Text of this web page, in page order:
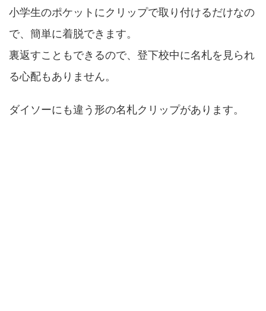
小学生のポケットにクリップで取り付けるだけなの
で、簡単に着脱できます。
裏返すこともできるので、登下校中に名札を見られ
る心配もありません。
ダイソーにも違う形の名札クリップがあります。